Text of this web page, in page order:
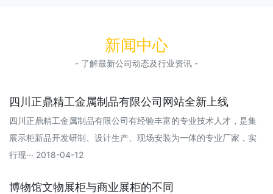
新闻中心
- 了解最新公司动态及行业资讯 -
四川正鼎精工金属制品有限公司网站全新上线
四川正鼎精工金属制品有限公司有经验丰富的专业技术人才，是集
展示柜新品开发研制、设计生产、现场安装为一体的专业厂家，实
行现··· 2018-04-12
博物馆文物展柜与商业展柜的不同